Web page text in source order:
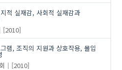
적 실재감, 사회적 실재감과
[2010]
램, 조직의 지원과 상호작용, 몰입
[2010]